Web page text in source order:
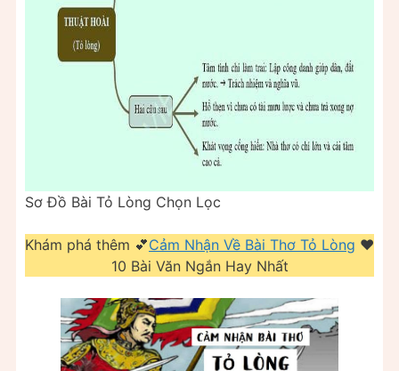
Sơ Đồ Bài Tỏ Lòng Chọn Lọc
Khám phá thêm 💕Cảm Nhận Về Bài Thơ Tỏ Lòng ❤️️
10 Bài Văn Ngắn Hay Nhất